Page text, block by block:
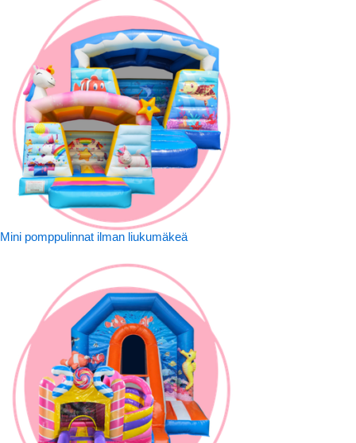
Mini pomppulinnat ilman liukumäkeä